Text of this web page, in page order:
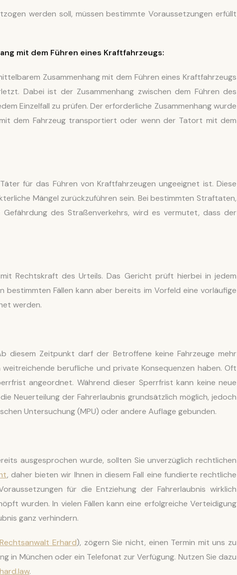
werden soll, müssen bestimmte Voraussetzungen erfüllt
mit dem Führen eines Kraftfahrzeugs:
Zusammenhang mit dem Führen eines Kraftfahrzeugs
Dabei ist der Zusammenhang zwischen dem Führen des
Einzelfall zu prüfen. Der erforderliche Zusammenhang wurde
dem Fahrzeug transportiert oder wenn der Tatort mit dem
für das Führen von Kraftfahrzeugen ungeeignet ist. Diese
Mängel zurückzuführen sein. Bei bestimmten Straftaten,
des Straßenverkehrs, wird es vermutet, dass der
Rechtskraft des Urteils. Das Gericht prüft hierbei in jedem
bestimmten Fällen kann aber bereits im Vorfeld eine vorläufige
werden.
diesem Zeitpunkt darf der Betroffene keine Fahrzeuge mehr
berufliche und private Konsequenzen haben. Oft
angeordnet. Während dieser Sperrfrist kann keine neue
Neuerteilung der Fahrerlaubnis grundsätzlich möglich, jedoch
Untersuchung (MPU) oder andere Auflage gebunden.
ausgesprochen wurde, sollten Sie unverzüglich rechtlichen
, daher bieten wir Ihnen in diesem Fall eine fundierte rechtliche
für die Entziehung der Fahrerlaubnis wirklich
wurden. In vielen Fällen kann eine erfolgreiche Verteidigung
ganz verhindern.
Rechtsanwalt Erhard), zögern Sie nicht, einen Termin mit uns zu
in München oder ein Telefonat zur Verfügung. Nutzen Sie dazu
.